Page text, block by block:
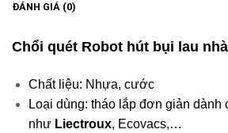
ĐÁNH GIÁ (0)
Chổi quét Robot hút bụi lau nhà
Chất liệu: Nhựa, cước
Loại dùng: tháo lắp đơn giản dành
như Liectroux, Ecovacs,…